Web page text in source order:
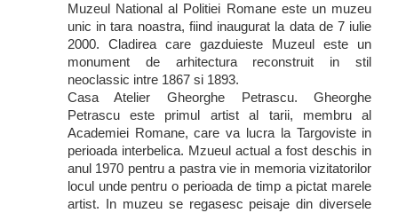
Muzeul National al Politiei Romane este un muzeu
unic in tara noastra, fiind inaugurat la data de 7 iulie
2000. Cladirea care gazduieste Muzeul este un
monument de arhitectura reconstruit in stil
neoclassic intre 1867 si 1893.
Casa Atelier Gheorghe Petrascu. Gheorghe
Petrascu este primul artist al tarii, membru al
Academiei Romane, care va lucra la Targoviste in
perioada interbelica. Mzueul actual a fost deschis in
anul 1970 pentru a pastra vie in memoria vizitatorilor
locul unde pentru o perioada de timp a pictat marele
artist. In muzeu se regasesc peisaje din diversele